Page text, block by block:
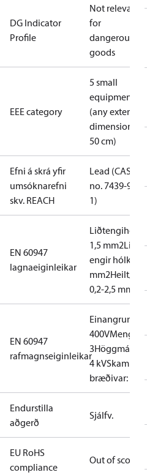
DG Indicator
Profile
Not relevant
for
dangerous
goods
EEE category
5 small
equipment
(any external
dimension <
50 cm)
Efni á skrá yfir
umsóknarefni
skv. REACH
Lead (CAS
no. 7439-92-
1)
EN 60947
lagnaeiginleikar
1,5 mm2
engir hólkar:
mm2Heilt/
0,2-2,5 mm2
EN 60947
rafmagnseiginleikar
Einangrun:
400V
3
4 kV
bræðivar: 10A
Endurstilla
aðgerð
Sjálfv.
EU RoHS
compliance
Out of scope